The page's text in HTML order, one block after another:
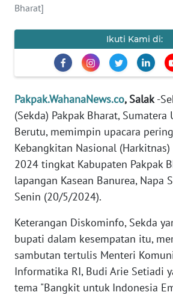
Bharat]
Ikuti Kami di:
Pakpak.WahanaNews.co, Salak-
(Sekda) Pakpak Bharat, Sumatera
Berutu, memimpin upacara
Kebangkitan Nasional
2024 tingkat Kabupaten Pakpak
lapangan Kasean Banurea, Napa
Senin (20/5/2024).
Keterangan Diskominfo, Sekda
bupati dalam kesempatan itu,
sambutan tertulis Menteri
Informatika RI, Budi Arie Setiadi
tema "Bangkit untuk Indonesia
KAMI
PEDOMAN
MEDIA
REDAKSI
KARIR
DISCLAIMER
Wahana
News
Regional
WN
SUMUT